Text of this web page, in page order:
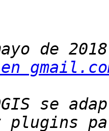
de
se